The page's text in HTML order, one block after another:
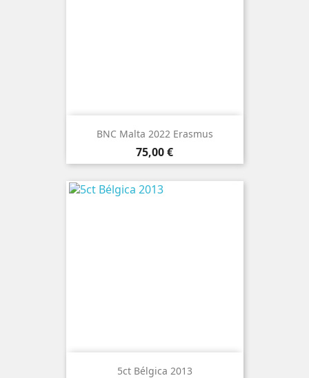
BNC Malta 2022 Erasmus
Preço
75,00 €
5ct Bélgica 2013